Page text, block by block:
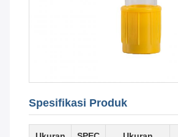
Spesifikasi Produk